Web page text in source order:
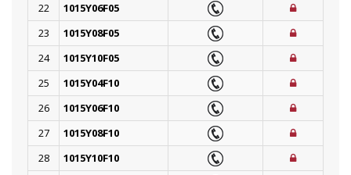
22
1015Y06F05
23
1015Y08F05
24
1015Y10F05
25
1015Y04F10
26
1015Y06F10
27
1015Y08F10
28
1015Y10F10